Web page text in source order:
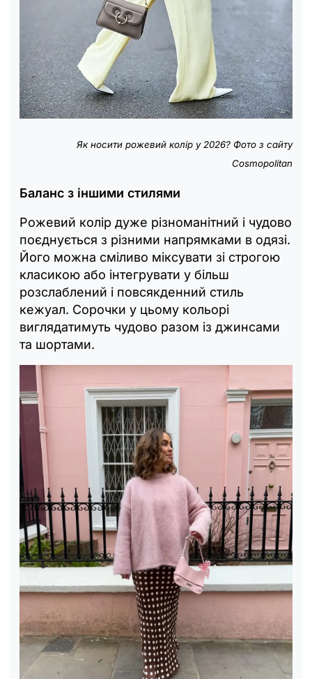
Як носити рожевий колір у 2026? Фото з сайту
Cosmopolitan
Баланс з іншими стилями
Рожевий колір дуже різноманітний і чудово
поєднується з різними напрямками в одязі.
Його можна сміливо міксувати зі строгою
класикою або інтегрувати у більш
розслаблений і повсякденний стиль
кежуал. Сорочки у цьому кольорі
виглядатимуть чудово разом із джинсами
та шортами.